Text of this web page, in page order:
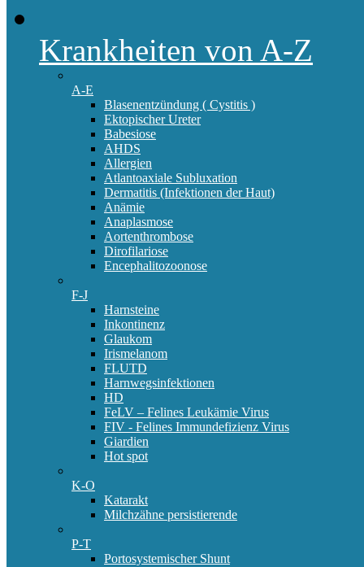
Krankheiten von A-Z
A-E
Blasenentzündung ( Cystitis )
Ektopischer Ureter
Babesiose
AHDS
Allergien
Atlantoaxiale Subluxation
Dermatitis (Infektionen der Haut)
Anämie
Anaplasmose
Aortenthrombose
Dirofilariose
Encephalitozoonose
F-J
Harnsteine
Inkontinenz
Glaukom
Irismelanom
FLUTD
Harnwegsinfektionen
HD
FeLV – Felines Leukämie Virus
FIV - Felines Immundefizienz Virus
Giardien
Hot spot
K-O
Katarakt
Milchzähne persistierende
P-T
Portosystemischer Shunt